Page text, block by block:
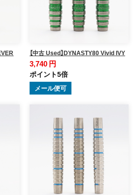
【中古 Used】DYNASTY80 Vivid IVY
3,740 円
ポイント5倍
メール便可